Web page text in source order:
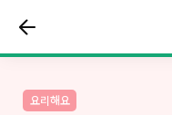
요리해요